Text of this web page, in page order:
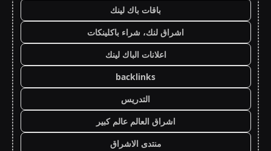
باقات باك لينك
اشراق لنك، شراء باكلينكات
اعلانات الباك لينك
backlinks
التدريس
اشراق العالم عالم كبير
منتدى الاشراق